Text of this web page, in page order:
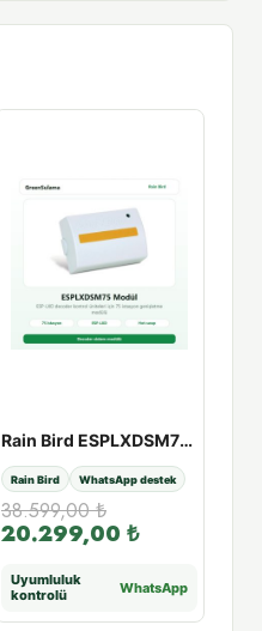
Rain Bird ESPLXDSM75 Genişletme Modeli 75 İstasyon
Rain Bird WhatsApp destek
38.599,00₺
20.299,00 ₺
Uyumluluk
kontrolü
WhatsApp